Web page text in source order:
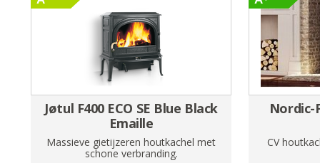
Jøtul F400 ECO SE Blue Black
Emaille
Massieve gietijzeren houtkachel met
schone verbranding.
Nordic-
CV